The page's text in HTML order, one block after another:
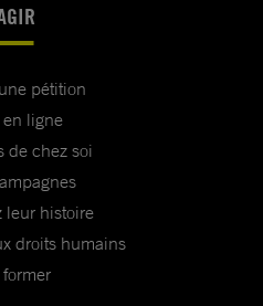
pétition
en ligne
de chez soi
leur histoire
droits humains
former